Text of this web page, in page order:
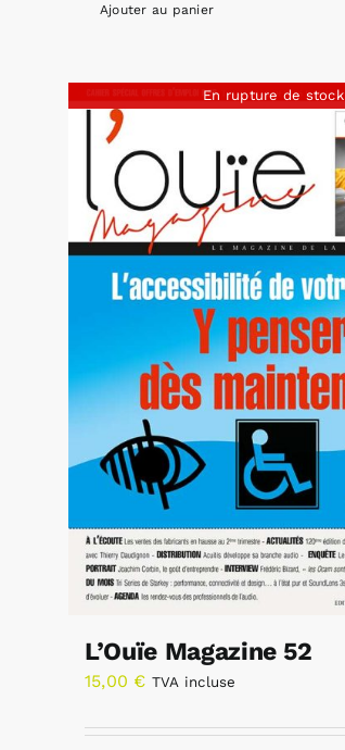
Ajouter au panier
En rupture de stock
L’Ouïe Magazine 52
15,00 € TVA incluse